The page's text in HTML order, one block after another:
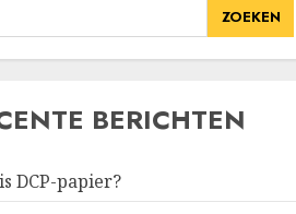
ZOEKEN
BERICHTEN
DCP-papier?